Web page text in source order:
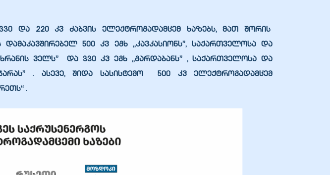
და 220 კვ ძაბვის ელექტროგადამცემ ხაზებს, მათ შორის
დამაკავშირებელ500 კვ ეგხ „კავკასიონს”, საქართველოსა და
ველს”და330 კვ ეგხ „გარდაბანს”, საქართველოსა და
. ასევე, შიდა სასისტემო 500 კვ ელექტროგადამცემ
.